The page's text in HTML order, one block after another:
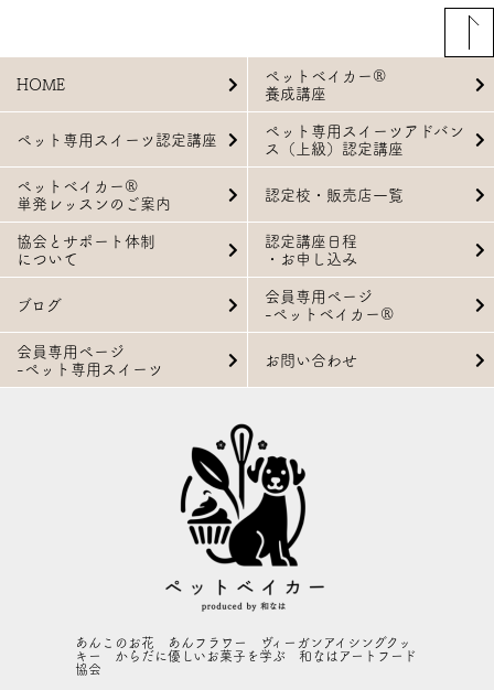
HOME
ペットベイカー®
養成講座
ペット専用スイーツ認定講座
ペット専用スイーツアドバン
ス（上級）認定講座
ペットベイカー®
単発レッスンのご案内
認定校・販売店一覧
協会とサポート体制
について
認定講座日程
・お申し込み
ブログ
会員専用ページ
-ペットベイカー®
会員専用ページ
-ペット専用スイーツ
お問い合わせ
あんこのお花 あんフラワー ヴィーガンアイシングクッ
キー からだに優しいお菓子を学ぶ 和なはアートフード
協会